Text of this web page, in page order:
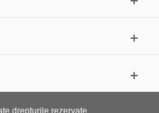
drepturile rezervate